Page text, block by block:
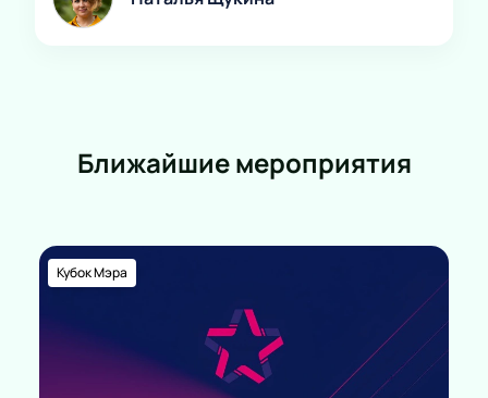
Ближайшие мероприятия
Кубок Мэра